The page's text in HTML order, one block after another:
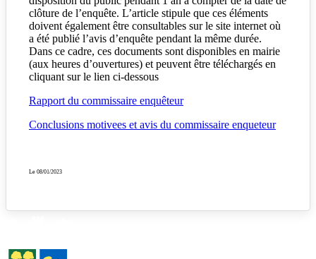
clôture de l’enquête. L’article stipule que ces éléments
doivent également être consultables sur le site internet où
a été publié l’avis d’enquête pendant la même durée.
Dans ce cadre, ces documents sont disponibles en mairie
(aux heures d’ouvertures) et peuvent être téléchargés en
cliquant sur le lien ci-dessous
Rapport du commissaire enquêteur
Conclusions motivees et avis du commissaire enqueteur
Le 08/01/2023